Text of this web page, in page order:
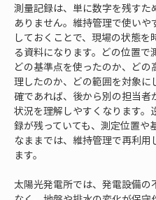
測量記録は、単に数字を残すた
ありません。維持管理で使いや
しておくことで、現場の状態を
る資料になります。どの位置で
どの基準点を使ったのか、どの
理したのか、どの範囲を対象に
確であれば、後から別の担当者
状況を理解しやすくなります。
録が残っていても、測定位置や
なままでは、維持管理で再利用
ます。
太陽光発電所では、発電設備の